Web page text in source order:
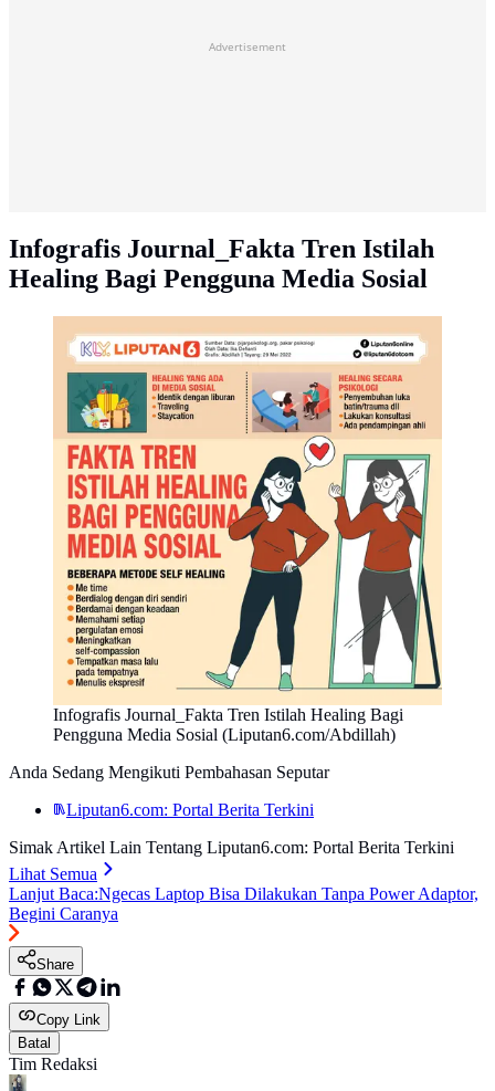
Advertisement
Infografis Journal_Fakta Tren Istilah
Healing Bagi Pengguna Media Sosial
Infografis Journal_Fakta Tren Istilah Healing Bagi
Pengguna Media Sosial (Liputan6.com/Abdillah)
Anda Sedang Mengikuti Pembahasan Seputar
Liputan6.com: Portal Berita Terkini
Simak Artikel Lain Tentang Liputan6.com: Portal Berita Terkini
Lihat Semua
Lanjut Baca:Ngecas Laptop Bisa Dilakukan Tanpa Power Adaptor,
Begini Caranya
Share
Copy Link
Batal
Tim Redaksi